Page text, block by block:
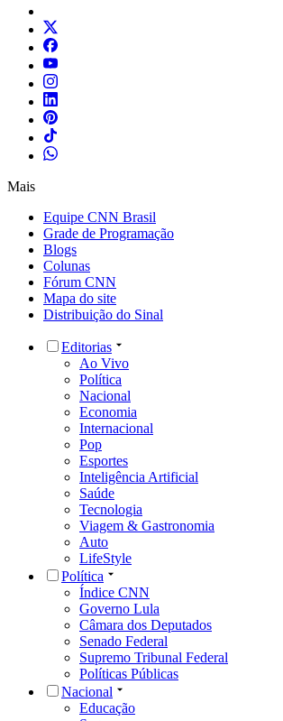
Mais
Equipe CNN Brasil
Grade de Programação
Blogs
Colunas
Fórum CNN
Mapa do site
Distribuição do Sinal
Editorias
Ao Vivo
Política
Nacional
Economia
Internacional
Pop
Esportes
Inteligência Artificial
Saúde
Tecnologia
Viagem & Gastronomia
Auto
LifeStyle
Política
Índice CNN
Governo Lula
Câmara dos Deputados
Senado Federal
Supremo Tribunal Federal
Políticas Públicas
Nacional
Educação